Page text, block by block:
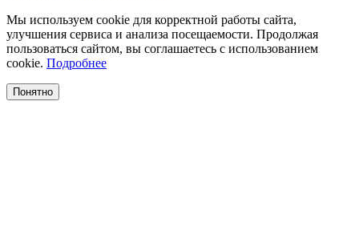
Мы используем cookie для корректной работы сайта,
улучшения сервиса и анализа посещаемости. Продолжая
пользоваться сайтом, вы соглашаетесь с использованием
cookie. Подробнее
Понятно